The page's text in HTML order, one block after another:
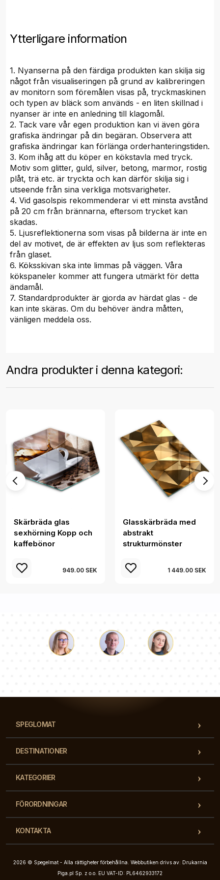
Ytterligare information
1. Nyanserna på den färdiga produkten kan skilja sig
något från visualiseringen på grund av kalibreringen
av monitorn som föremålen visas på, tryckmaskinen
och typen av bläck som används - en liten skillnad i
nyanser är inte en anledning till klagomål.
2. Tack vare vår egen produktion kan vi även göra
grafiska ändringar på din begäran. Observera att
grafiska ändringar kan förlänga orderhanteringstiden.
3. Kom ihåg att du köper en kökstavla med tryck.
Motiv som glitter, guld, silver, betong, marmor, rostig
plåt, trä etc. är tryckta och kan därför skilja sig i
utseende från sina verkliga motsvarigheter.
4. Vid gasolspis rekommenderar vi ett minsta avstånd
på 20 cm från brännarna, eftersom trycket kan
skadas.
5. Ljusreflektionerna som visas på bilderna är inte en
del av motivet, de är effekten av ljus som reflekteras
från glaset.
6. Köksskivan ska inte limmas på väggen. Våra
kökspaneler kommer att fungera utmärkt för detta
ändamål.
7. Standardprodukter är gjorda av härdat glas - de
kan inte skäras. Om du behöver ändra måtten,
vänligen meddela oss.
Andra produkter i denna kategori:
Skärbräda glas
sexhörning Kopp och
kaffebönor
949.00 SEK
Glasskärbräda med
abstrakt
strukturmönster
1 449.00 SEK
SPEGLOMAT
DESTINATIONER
KATEGORIER
FÖRORDNINGAR
KONTAKTA
2026 © Spegelmat - Alla rättigheter förbehållna. Webbutiken drivs av: Drukarnia
Piga.pl Sp. z o.o. EU VAT-ID: PL6462933172